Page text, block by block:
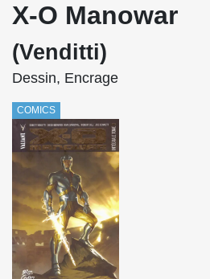
X-O Manowar
(Venditti)
Dessin, Encrage
COMICS